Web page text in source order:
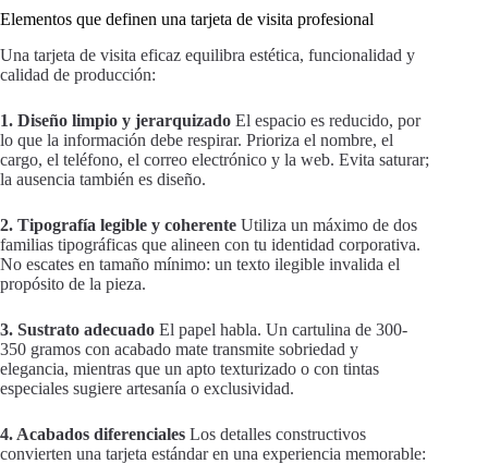
Elementos que definen una tarjeta de visita profesional
Una tarjeta de visita eficaz equilibra estética, funcionalidad y
calidad de producción:
1. Diseño limpio y jerarquizado El espacio es reducido, por
lo que la información debe respirar. Prioriza el nombre, el
cargo, el teléfono, el correo electrónico y la web. Evita saturar;
la ausencia también es diseño.
2. Tipografía legible y coherente Utiliza un máximo de dos
familias tipográficas que alineen con tu identidad corporativa.
No escates en tamaño mínimo: un texto ilegible invalida el
propósito de la pieza.
3. Sustrato adecuado El papel habla. Un cartulina de 300-
350 gramos con acabado mate transmite sobriedad y
elegancia, mientras que un apto texturizado o con tintas
especiales sugiere artesanía o exclusividad.
4. Acabados diferenciales Los detalles constructivos
convierten una tarjeta estándar en una experiencia memorable: